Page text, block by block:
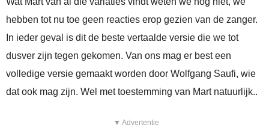
hebben tot nu toe geen reacties erop gezien van de zanger.
In ieder geval is dit de beste vertaalde versie die we tot
dusver zijn tegen gekomen. Van ons mag er best een
volledige versie gemaakt worden door Wolfgang Saufi, wie
dat ook mag zijn. Wel met toestemming van Mart natuurlijk..
▼ Advertentie